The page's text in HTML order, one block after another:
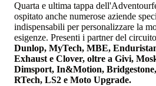
Quarta e ultima tappa
ospitato anche numerose aziende
indispensabili per personalizzare la
esigenze. Presenti i partner del
Dunlop, MyTech, MBE,
Exhaust e Clover, oltre a Givi,
Dimsport, In&Motion,
RTech, LS2 e Moto Upgrade.